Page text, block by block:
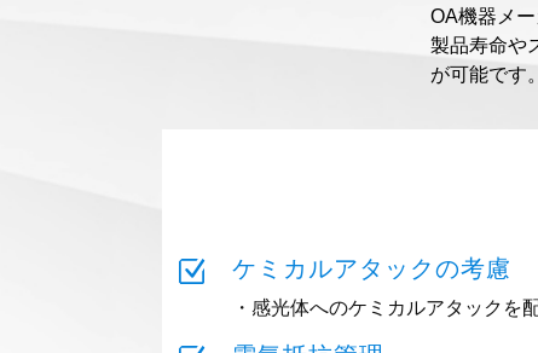
OA機器メ
製品寿命や
が可能です。
Z ケミカルアタックの考慮
・感光体へのケミカルアタックを